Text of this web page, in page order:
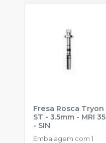
Fresa Rosca Tryon
ST - 3.5mm - MRI 35
- SIN
Embalagem com 1